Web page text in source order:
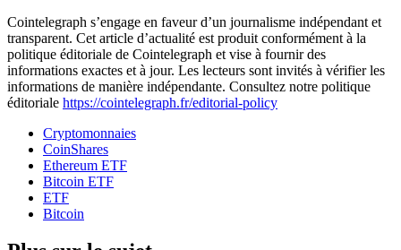
Cointelegraph s’engage en faveur d’un journalisme indépendant et
transparent. Cet article d’actualité est produit conformément à la
politique éditoriale de Cointelegraph et vise à fournir des
informations exactes et à jour. Les lecteurs sont invités à vérifier les
informations de manière indépendante. Consultez notre politique
éditoriale https://cointelegraph.fr/editorial-policy
Cryptomonnaies
CoinShares
Ethereum ETF
Bitcoin ETF
ETF
Bitcoin